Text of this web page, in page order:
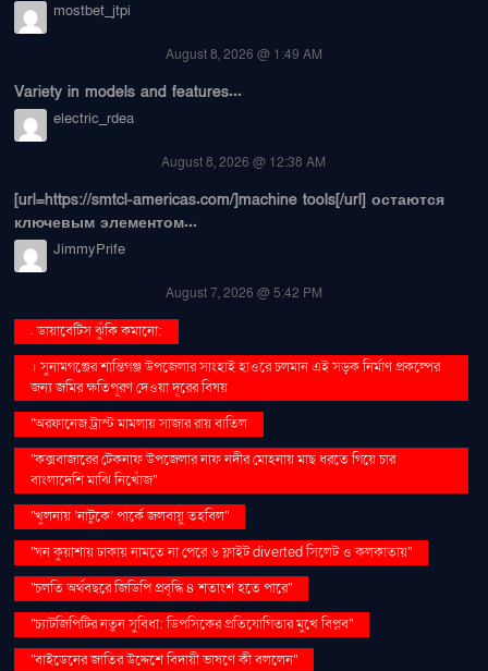
mostbet_jtpi
August 8, 2026 @ 1:49 AM
Variety in models and features...
electric_rdea
August 8, 2026 @ 12:38 AM
[url=https://smtcl-americas.com/]machine tools[/url] остаются
ключевым элементом...
JimmyPrife
August 7, 2026 @ 5:42 PM
. ডায়াবেটিস ঝুঁকি কমানো:
। সুনামগঞ্জের শান্তিগঞ্জ উপজেলার সাংহাই হাওরে চলমান এই সড়ক নির্মাণ প্রকল্পের
জন্য জমির ক্ষতিপূরণ দেওয়া দূরের বিষয়
''অরফানেজ ট্রাস্ট মামলায় সাজার রায় বাতিল
''কক্সবাজারের টেকনাফ উপজেলার নাফ নদীর মোহনায় মাছ ধরতে গিয়ে চার
বাংলাদেশি মাঝি নিখোঁজ''
''খুলনায় ‘নাটুকে’ পার্কে জলবায়ু তহবিল''
''ঘন কুয়াশায় ঢাকায় নামতে না পেরে ৬ ফ্লাইট diverted সিলেট ও কলকাতায়''
''চলতি অর্থবছরে জিডিপি প্রবৃদ্ধি ৪ শতাংশ হতে পারে''
''চ্যাটজিপিটির নতুন সুবিধা: ডিপসিকের প্রতিযোগিতার মুখে বিপ্লব''
''বাইডেনের জাতির উদ্দেশে বিদায়ী ভাষণে কী বললেন''